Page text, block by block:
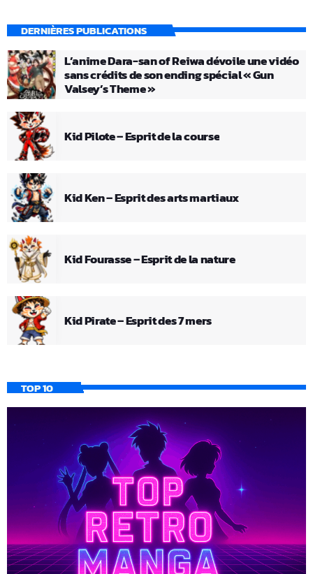
DERNIÈRES PUBLICATIONS
L’anime Dara-san of Reiwa dévoile une vidéo
sans crédits de son ending spécial « Gun
Valsey’s Theme »
Kid Pilote – Esprit de la course
Kid Ken – Esprit des arts martiaux
Kid Fourasse – Esprit de la nature
Kid Pirate – Esprit des 7 mers
TOP 10